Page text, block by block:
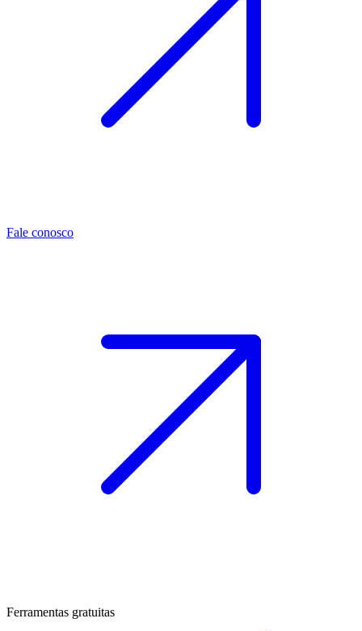
Fale conosco
Ferramentas gratuitas